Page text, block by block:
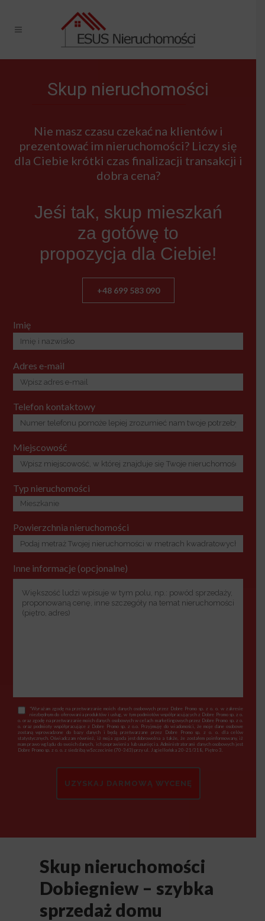
Skup nieruchomości
Nie masz czasu czekać na klientów i
prezentować im nieruchomości? Liczy się
dla Ciebie krótki czas finalizacji transakcji i
dobra cena?
Jeśi tak, skup mieszkań
za gotówę to
propozycja dla Ciebie!
+48 699 583 090
Imię
Adres e-mail
Telefon kontaktowy
Miejscowość
Typ nieruchomości
Powierzchnia nieruchomości
Inne informacje (opcjonalne)
*Wyrażam zgodę na przetwarzanie moich danych osobowych przez Dobre Promo sp. z o. o. w zakresie
niezbędnym do oferowania produktów i usług, w tym podmiotów współpracujących z Dobre Promo sp. z o.
o. oraz zgodę na przetwarzanie moich danych osobowych w celach marketingowych przez Dobre Promo sp. z o.
o. oraz podmioty współpracujące z Dobre Promo sp. z o.o. Przyjmuję do wiadomości, że moje dane osobowe
zostaną wprowadzone do bazy danych i będą przetwarzane przez Dobre Promo sp. z o. o. dla celów
statystycznych. Oświadczam również, iż moja zgoda jest dobrowolna a także, że zostałem poinformowany, iż
mam prawo wglądu do swoich danych, ich poprawienia lub usunięcia. Administratorami danych osobowych jest
Dobre Promo sp. z o. o. z siedzibą wSzczecinie (70-363) przy ul. Jagiellońska 20-21/318, Piętro 3.
Skup nieruchomości
Dobiegniew – szybka
sprzedaż domu